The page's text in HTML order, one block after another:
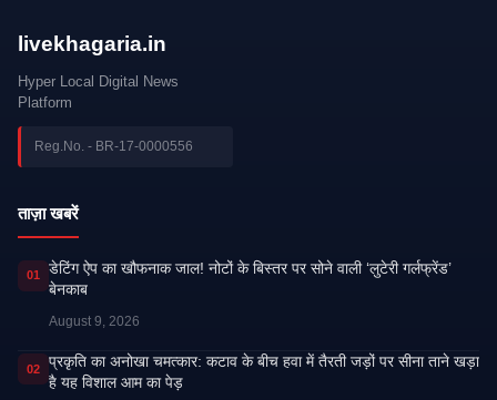
livekhagaria.in
Hyper Local Digital News
Platform
Reg.No. - BR-17-0000556
ताज़ा खबरें
01
डेटिंग ऐप का खौफनाक जाल! नोटों के बिस्तर पर सोने वाली ‘लुटेरी गर्लफ्रेंड’
बेनकाब
August 9, 2026
02
प्रकृति का अनोखा चमत्कार: कटाव के बीच हवा में तैरती जड़ों पर सीना ताने खड़ा
है यह विशाल आम का पेड़